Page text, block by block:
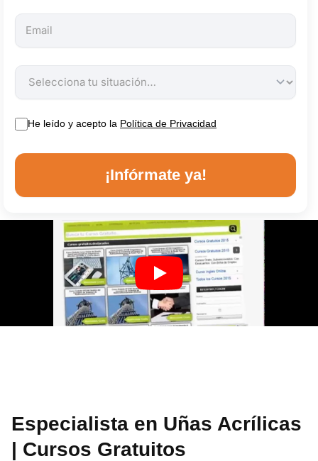
He leído y acepto la Política de Privacidad
¡Infórmate ya!
Especialista en Uñas Acrílicas
| Cursos Gratuitos